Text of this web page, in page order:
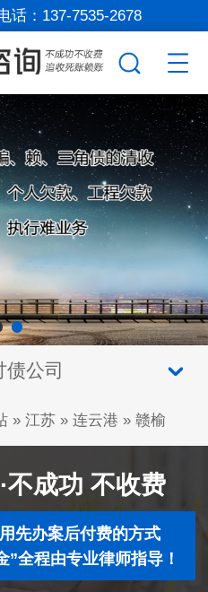
话： 137-7535-2678
债公司
» 江苏» 连云港 » 赣榆
不成功 不收费
先办案后付费的方式
”全程由专业律师指导！